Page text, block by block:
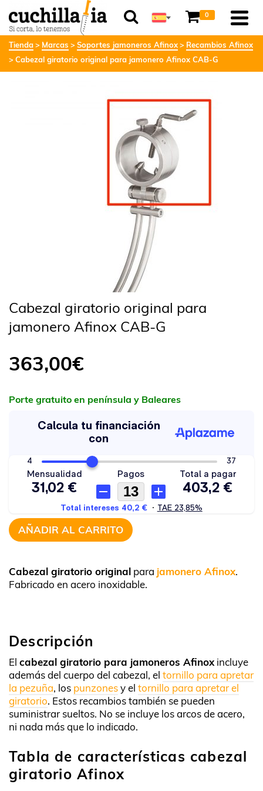
0
Tienda Marcas Soportes jamoneros Afinox
Recambios Afinox
Cabezal giratorio original para jamonero Afinox CAB-G
Cabezal giratorio original para
jamonero Afinox CAB-G
363,00€
Porte gratuito en península y Baleares
AÑADIR AL CARRITO
Cabezal giratorio original para jamonero Afinox.
Fabricado en acero inoxidable.
Descripción
El cabezal giratorio para jamoneros Afinox incluye
además del cuerpo del cabezal, el tornillo para apretar
la pezuña, los punzonesy el tornillo para apretar el
giratorio. Estos recambios también se pueden
suministrar sueltos. No se incluye los arcos de acero,
ni nada más que lo indicado.
Tabla de características cabezal
giratorio Afinox